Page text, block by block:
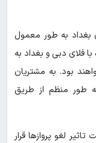
بغداد به طور معمول
با فلای دبی و بغداد به
بود. به مشتریان
طور منظم از طریق
لغو پروازها قرار